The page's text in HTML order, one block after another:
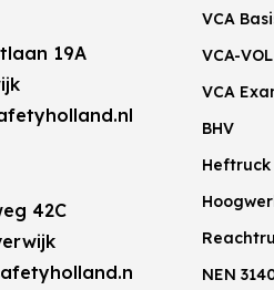
19A
42C
VCA
VCA-VOL
VCA
BHV
Heftruck
NEN